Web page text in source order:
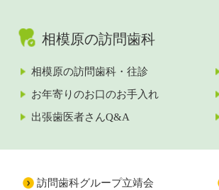
相模原の訪問歯科
相模原の訪問歯科・往診
お年寄りのお口のお手入れ
出張歯医者さんQ&A
訪問歯科グループ立靖会